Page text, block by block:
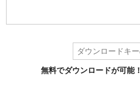
無料でダウンロードが可能！